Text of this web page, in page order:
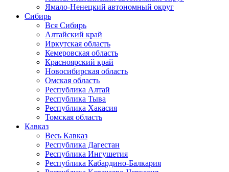
Ямало-Ненецкий автономный округ
Сибирь
Вся Сибирь
Алтайский край
Иркутская область
Кемеровская область
Красноярский край
Новосибирская область
Омская область
Республика Алтай
Республика Тыва
Республика Хакасия
Томская область
Кавказ
Весь Кавказ
Республика Дагестан
Республика Ингушетия
Республика Кабардино-Балкария